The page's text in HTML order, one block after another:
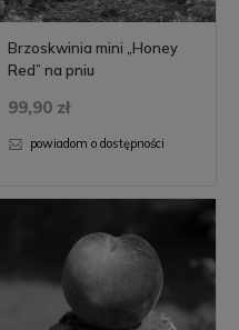
Brzoskwinia mini „Honey
Red” na pniu
99,90 zł
powiadom o dostępności